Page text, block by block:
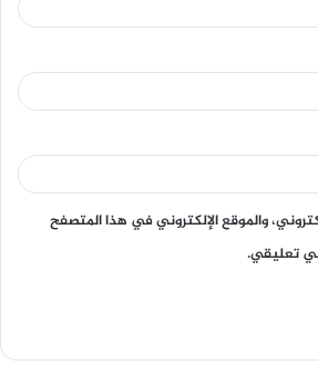
والموقع الإلكتروني في هذا المتصفح
في تعليقي.